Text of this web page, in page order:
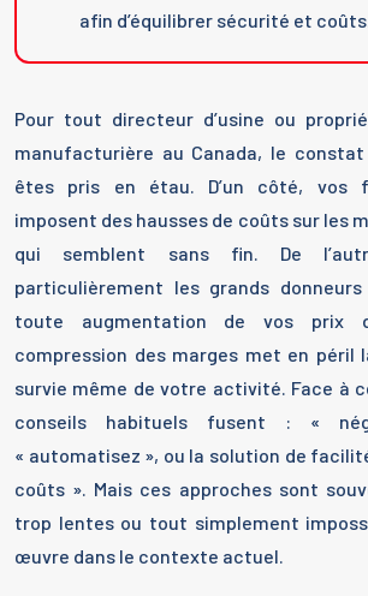
afin d’équilibrer sécurité et
Pour tout directeur d’usine ou
manufacturière au Canada, le
êtes pris en étau. D’un côté, vos
imposent des hausses de coûts sur les
qui semblent sans fin. De
particulièrement les grands donneurs
toute augmentation de vos prix
compression des marges met en
survie même de votre activité. Face à
conseils habituels fusent : «
« automatisez », ou la solution de
coûts ». Mais ces approches sont
trop lentes ou tout simplement
œuvre dans le contexte actuel.